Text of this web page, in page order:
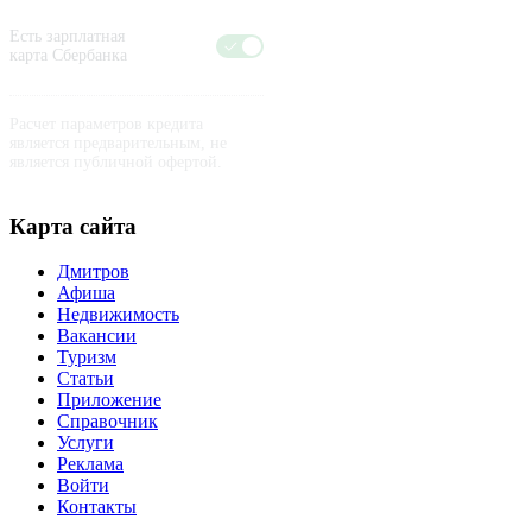
Есть зарплатная
карта Сбербанка
Карта сайта
Дмитров
Афиша
Недвижимость
Вакансии
Туризм
Статьи
Приложение
Справочник
Услуги
Реклама
Войти
Контакты